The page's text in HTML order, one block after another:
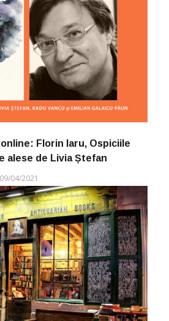
Florin Iaru, Ospiciile
alese de Livia Ștefan
09/04/2021